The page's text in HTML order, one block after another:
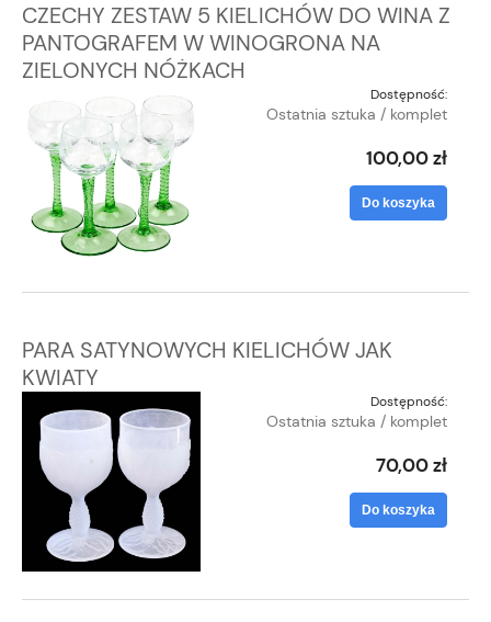
CZECHY ZESTAW 5 KIELICHÓW DO WINA Z
PANTOGRAFEM W WINOGRONA NA
ZIELONYCH NÓŻKACH
Dostępność:
Ostatnia sztuka / komplet
100,00 zł
Do koszyka
PARA SATYNOWYCH KIELICHÓW JAK
KWIATY
Dostępność:
Ostatnia sztuka / komplet
70,00 zł
Do koszyka